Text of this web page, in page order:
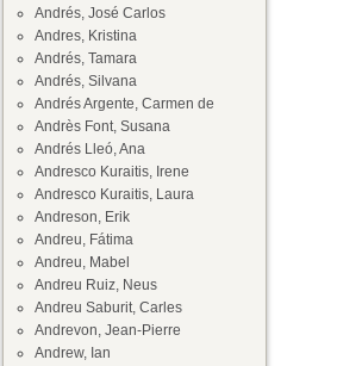
Andrés, José Carlos
Andres, Kristina
Andrés, Tamara
Andrés, Silvana
Andrés Argente, Carmen de
Andrès Font, Susana
Andrés Lleó, Ana
Andresco Kuraitis, Irene
Andresco Kuraitis, Laura
Andreson, Erik
Andreu, Fátima
Andreu, Mabel
Andreu Ruiz, Neus
Andreu Saburit, Carles
Andrevon, Jean-Pierre
Andrew, Ian